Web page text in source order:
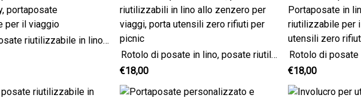
Rotolo di posate riutilizzabile in lino blu navy, portaposate riutilizzabile per il viaggio
Rotolo di posate in lino, posate riutilizzabili in lino allo zenzero per viaggi, porta utensili zero rifiuti per picnic
€18,00
€18,00